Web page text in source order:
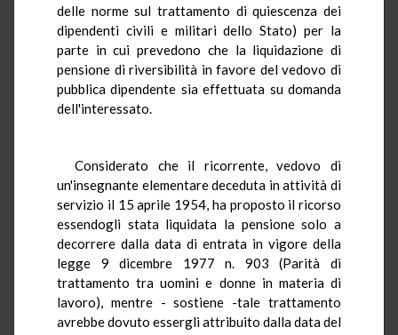
delle norme sul trattamento di quiescenza dei
dipendenti civili e militari dello Stato) per la
parte in cui prevedono che la liquidazione di
pensione di riversibilità in favore del vedovo di
pubblica dipendente sia effettuata su domanda
dell'interessato.
Considerato che il ricorrente, vedovo di
un'insegnante elementare deceduta in attività di
servizio il 15 aprile 1954, ha proposto il ricorso
essendogli stata liquidata la pensione solo a
decorrere dalla data di entrata in vigore della
legge 9 dicembre 1977 n. 903 (Parità di
trattamento tra uomini e donne in materia di
lavoro), mentre - sostiene -tale trattamento
avrebbe dovuto essergli attribuito dalla data del